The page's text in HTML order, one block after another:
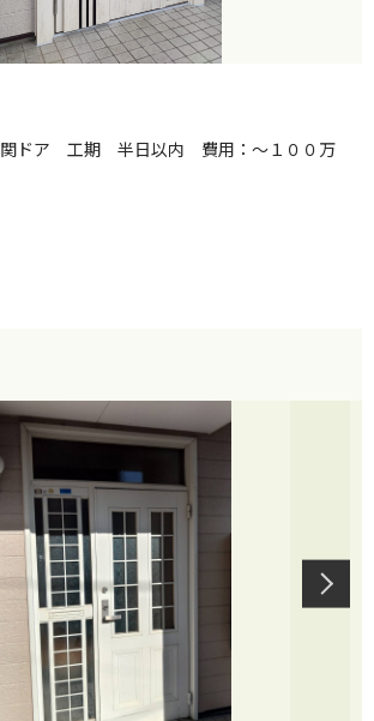
ドア 工期 半日以内 費用：～１００万